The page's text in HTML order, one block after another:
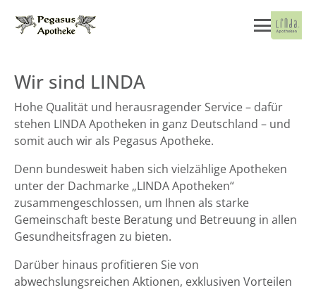
Wir sind LINDA
Hohe Qualität und herausragender Service – dafür
stehen LINDA Apotheken in ganz Deutschland – und
somit auch wir als Pegasus Apotheke.
Denn bundesweit haben sich vielzählige Apotheken
unter der Dachmarke „LINDA Apotheken“
zusammengeschlossen, um Ihnen als starke
Gemeinschaft beste Beratung und Betreuung in allen
Gesundheitsfragen zu bieten.
Darüber hinaus profitieren Sie von
abwechslungsreichen Aktionen, exklusiven Vorteilen